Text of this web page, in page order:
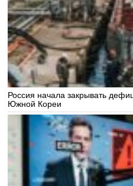
Россия начала закрывать
Южной Кореи